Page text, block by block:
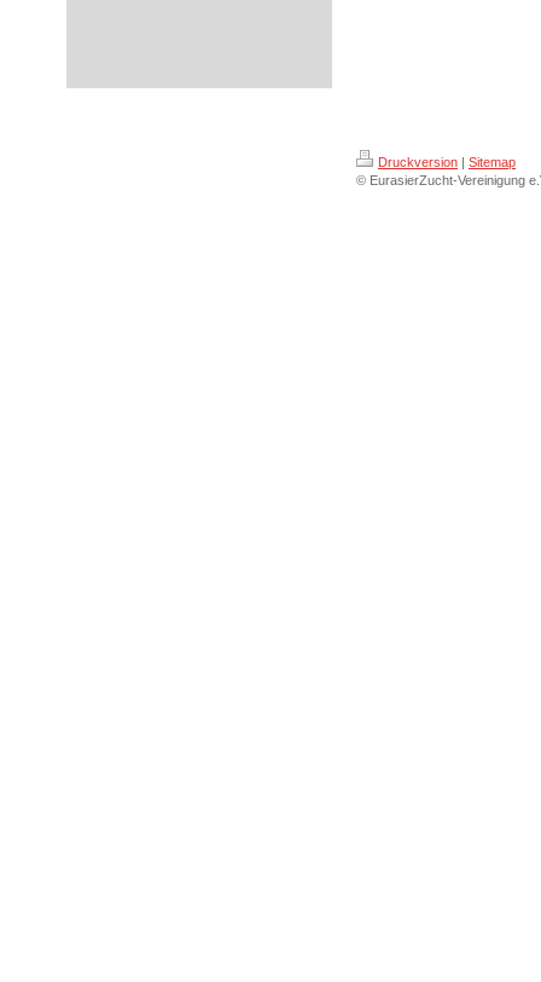
Druckversion | Sitemap
© EurasierZucht-Vereinigung